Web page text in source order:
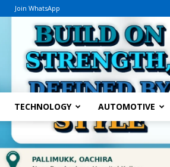
Join WhatsApp
TECHNOLOGY AUTOMOTIVE
ഇല്ലാത്ത ബജറ്റ്,